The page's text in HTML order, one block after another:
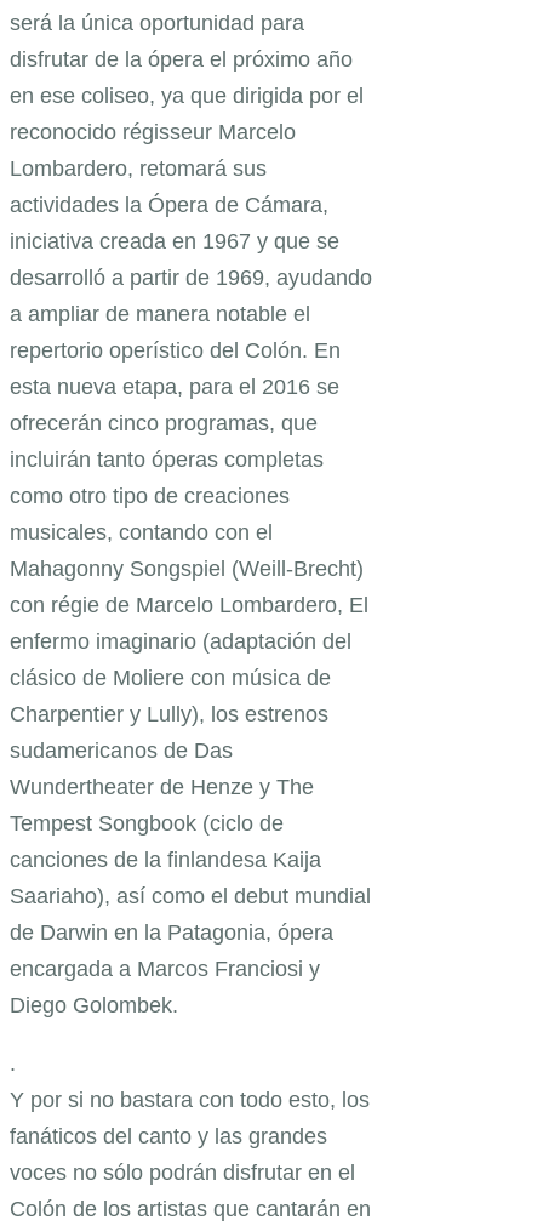
será la única oportunidad para
disfrutar de la ópera el próximo año
en ese coliseo, ya que dirigida por el
reconocido régisseur Marcelo
Lombardero, retomará sus
actividades la Ópera de Cámara,
iniciativa creada en 1967 y que se
desarrolló a partir de 1969, ayudando
a ampliar de manera notable el
repertorio operístico del Colón. En
esta nueva etapa, para el 2016 se
ofrecerán cinco programas, que
incluirán tanto óperas completas
como otro tipo de creaciones
musicales, contando con el
Mahagonny Songspiel (Weill-Brecht)
con régie de Marcelo Lombardero, El
enfermo imaginario (adaptación del
clásico de Moliere con música de
Charpentier y Lully), los estrenos
sudamericanos de Das
Wundertheater de Henze y The
Tempest Songbook (ciclo de
canciones de la finlandesa Kaija
Saariaho), así como el debut mundial
de Darwin en la Patagonia, ópera
encargada a Marcos Franciosi y
Diego Golombek.
.
Y por si no bastara con todo esto, los
fanáticos del canto y las grandes
voces no sólo podrán disfrutar en el
Colón de los artistas que cantarán en